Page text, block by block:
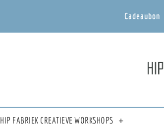
Cadeaubon
HIP FABRIEK CREATIEVE WORKSHOPS